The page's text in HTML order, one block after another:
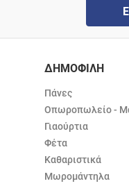
ΔΗΜΟΦΙΛΗ
Πάνες
Οπωροπωλείο -
Γιαούρτια
Φέτα
Καθαριστικά
Μωρομάντηλα